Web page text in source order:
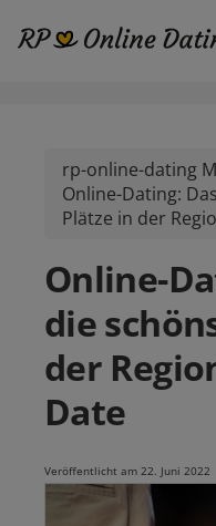
rp-online-dating
Online-Dating:
Plätze in der
Online-
die
der
Date
Veröffentlicht am 22. Juni 2022